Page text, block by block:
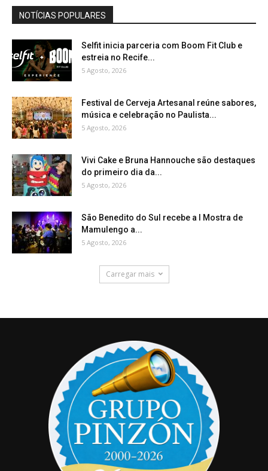
NOTÍCIAS POPULARES
Selfit inicia parceria com Boom Fit Club e
estreia no Recife...
5 Agosto, 2026
Festival de Cerveja Artesanal reúne sabores,
música e celebração no Paulista...
5 Agosto, 2026
Vivi Cake e Bruna Hannouche são destaques
do primeiro dia da...
5 Agosto, 2026
São Benedito do Sul recebe a I Mostra de
Mamulengo a...
5 Agosto, 2026
Carregar mais